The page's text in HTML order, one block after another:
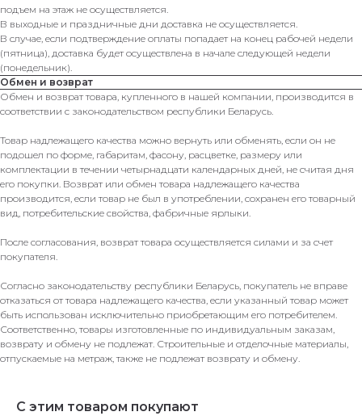
подъем на этаж не осуществляется.
В выходные и праздничные дни доставка не осуществляется.
В случае, если подтверждение оплаты попадает на конец рабочей недели
(пятница), доставка будет осуществлена в начале следующей недели
(понедельник).
Обмен и возврат
Обмен и возврат товара, купленного в нашей компании, производится в
соответствии с законодательством республики Беларусь.
Товар надлежащего качества можно вернуть или обменять, если он не
подошел по форме, габаритам, фасону, расцветке, размеру или
комплектации в течении четырнадцати календарных дней, не считая дня
его покупки. Возврат или обмен товара надлежащего качества
производится, если товар не был в употреблении, сохранен его товарный
вид, потребительские свойства, фабричные ярлыки.
После согласования, возврат товара осуществляется силами и за счет
покупателя.
Согласно законодательству республики Беларусь, покупатель не вправе
отказаться от товара надлежащего качества, если указанный товар может
быть использован исключительно приобретающим его потребителем.
Соответственно, товары изготовленные по индивидуальным заказам,
возврату и обмену не подлежат. Строительные и отделочные материалы,
отпускаемые на метраж, также не подлежат возврату и обмену.
С этим товаром покупают